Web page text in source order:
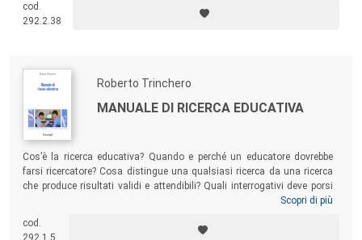
possiamo imparare a star meglio e che il benessere non è soltanto
una questione di quantità di risorse, ma soprattutto di qualità di
cod.
292.2.38
Roberto Trinchero
MANUALE DI RICERCA EDUCATIVA
Cos’è la ricerca educativa? Quando e perché un educatore dovrebbe
farsi ricercatore? Cosa distingue una qualsiasi ricerca da una ricerca
che produce risultati validi e attendibili? Quali interrogativi deve porsi
chi si accinge a far ricerca in contesti educativi? Questo manuale
e molte altre domande che chiunque si sia accostato al mondo della
Scopri di più
cod.